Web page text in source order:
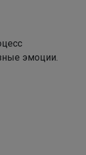
эмоции.